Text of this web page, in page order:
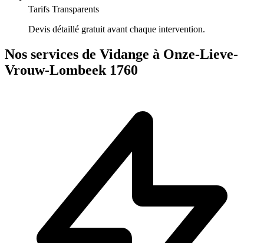
Tarifs Transparents
Devis détaillé gratuit avant chaque intervention.
Nos services de Vidange à Onze-Lieve-
Vrouw-Lombeek 1760